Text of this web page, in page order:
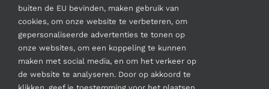
INFORMATIE
Algemene Voorwaarden
buiten de EU bevinden, maken gebruik van
cookies, om onze website te verbeteren, om
gepersonaliseerde advertenties te tonen op
onze websites, om een koppeling te kunnen
maken met social media, en om het verkeer op
de website te analyseren. Door op akkoord te